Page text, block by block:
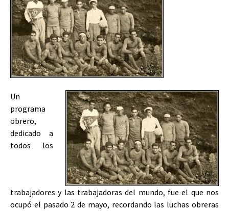
Un
programa
obrero,
dedicado a
todos los
trabajadores y las trabajadoras del mundo, fue el que nos
ocupó el pasado 2 de mayo, recordando las luchas obreras